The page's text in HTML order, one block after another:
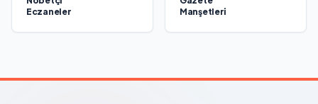
Eczaneler
Manşetleri